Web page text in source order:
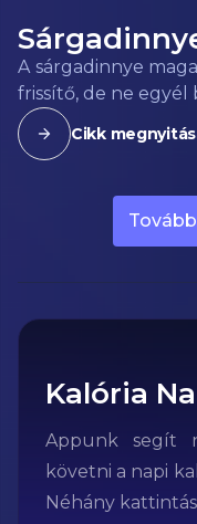
A sárgadinnye
frissítő, de ne egyél
Cikk
Kalória
Appunk segít
követni a napi
Néhány